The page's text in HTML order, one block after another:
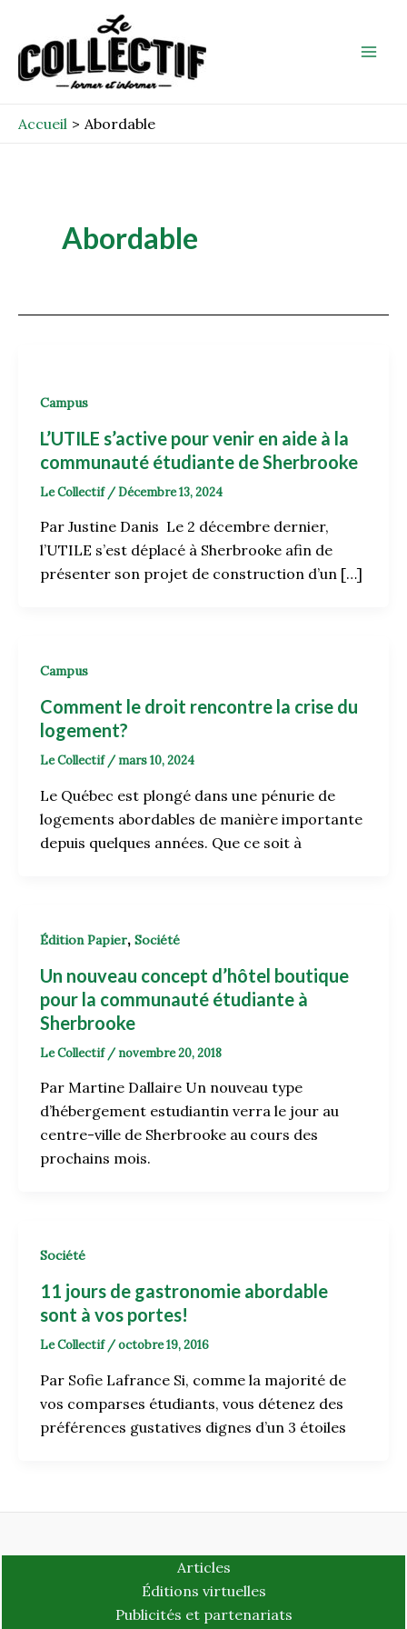
contenu
Accueil Abordable
Abordable
Campus
L’UTILE s’active pour venir en aide à la
communauté étudiante de Sherbrooke
Le Collectif /Décembre 13, 2024
Par Justine Danis Le 2 décembre dernier,
l’UTILE s’est déplacé à Sherbrooke afin de
présenter son projet de construction d’un […]
Campus
Comment le droit rencontre la crise du
logement?
Le Collectif / mars 10, 2024
Le Québec est plongé dans une pénurie de
logements abordables de manière importante
depuis quelques années. Que ce soit à
Édition Papier, Société
Un nouveau concept d’hôtel boutique
pour la communauté étudiante à
Sherbrooke
Le Collectif / novembre 20, 2018
Par Martine Dallaire Un nouveau type
d’hébergement estudiantin verra le jour au
centre-ville de Sherbrooke au cours des
prochains mois.
Société
11 jours de gastronomie abordable
sont à vos portes!
Le Collectif /octobre 19, 2016
Par Sofie Lafrance Si, comme la majorité de
vos comparses étudiants, vous détenez des
préférences gustatives dignes d’un 3 étoiles
Articles
Éditions virtuelles
Publicités et partenariats